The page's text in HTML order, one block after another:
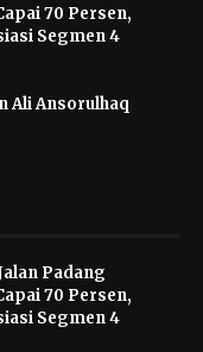
70 Persen,
Segmen 4
Ali Ansorulhaq
Padang
70 Persen,
Segmen 4